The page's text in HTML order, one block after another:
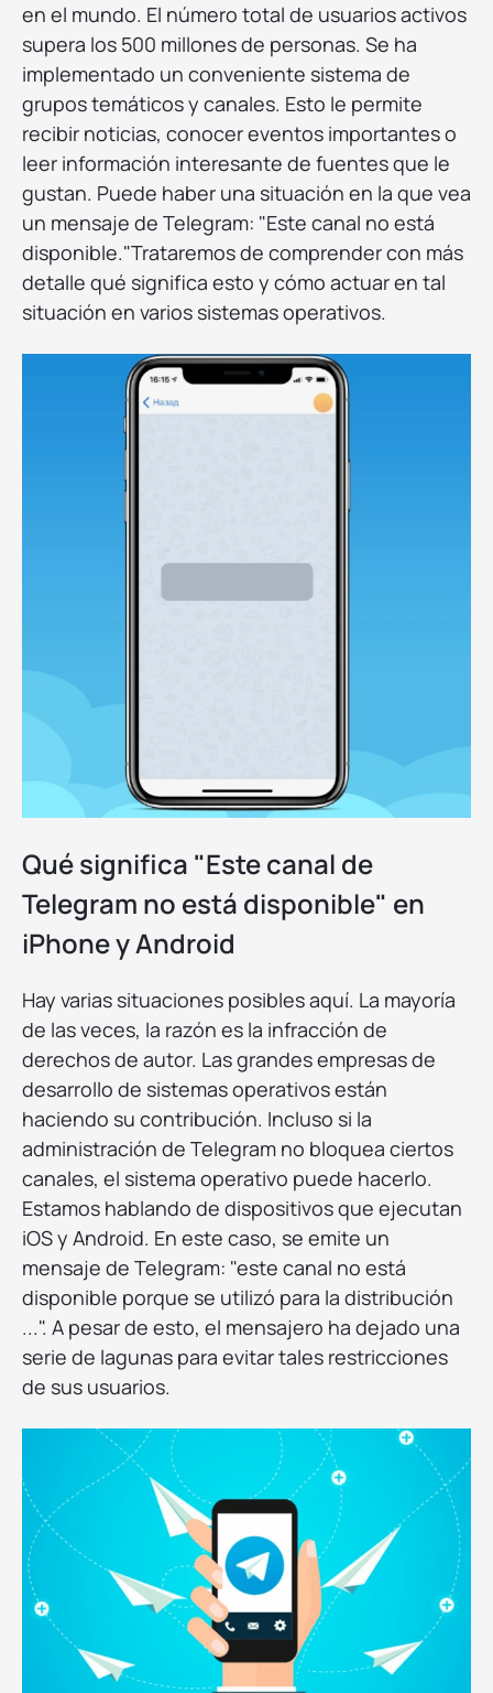
en el mundo. El número total de usuarios activos
supera los 500 millones de personas. Se ha
implementado un conveniente sistema de
grupos temáticos y canales. Esto le permite
recibir noticias, conocer eventos importantes o
leer información interesante de fuentes que le
gustan. Puede haber una situación en la que vea
un mensaje de Telegram: "Este canal no está
disponible."Trataremos de comprender con más
detalle qué significa esto y cómo actuar en tal
situación en varios sistemas operativos.
Qué significa "Este canal de
Telegram no está disponible" en
iPhone y Android
Hay varias situaciones posibles aquí. La mayoría
de las veces, la razón es la infracción de
derechos de autor. Las grandes empresas de
desarrollo de sistemas operativos están
haciendo su contribución. Incluso si la
administración de Telegram no bloquea ciertos
canales, el sistema operativo puede hacerlo.
Estamos hablando de dispositivos que ejecutan
iOS y Android. En este caso, se emite un
mensaje de Telegram: "este canal no está
disponible porque se utilizó para la distribución
...". A pesar de esto, el mensajero ha dejado una
serie de lagunas para evitar tales restricciones
de sus usuarios.